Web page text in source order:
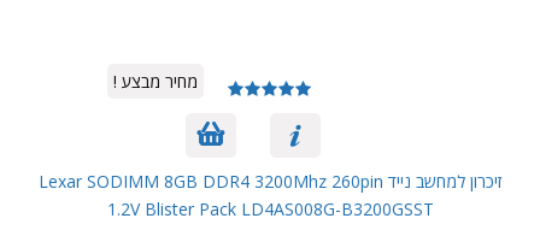
מחיר מבצע !
זיכרון למחשב נייד Lexar SODIMM 8GB DDR4 3200Mhz 260pin
1.2V Blister Pack LD4AS008G-B3200GSST